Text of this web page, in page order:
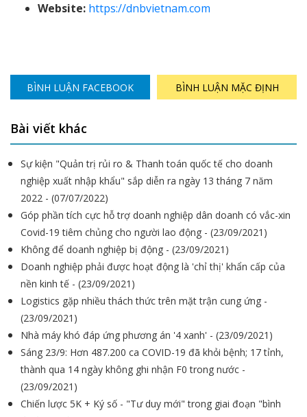
Website: https://dnbvietnam.com
BÌNH LUẬN FACEBOOK BÌNH LUẬN MẶC ĐỊNH
Bài viết khác
Sự kiện "Quản trị rủi ro & Thanh toán quốc tế cho doanh
nghiệp xuất nhập khẩu" sắp diễn ra ngày 13 tháng 7 năm
2022 - (07/07/2022)
Góp phần tích cực hỗ trợ doanh nghiệp dân doanh có vắc-xin
Covid-19 tiêm chủng cho người lao động - (23/09/2021)
Không để doanh nghiệp bị động - (23/09/2021)
Doanh nghiệp phải được hoạt động là 'chỉ thị' khẩn cấp của
nền kinh tế - (23/09/2021)
Logistics gặp nhiều thách thức trên mặt trận cung ứng -
(23/09/2021)
Nhà máy khó đáp ứng phương án '4 xanh' - (23/09/2021)
Sáng 23/9: Hơn 487.200 ca COVID-19 đã khỏi bệnh; 17 tỉnh,
thành qua 14 ngày không ghi nhận F0 trong nước -
(23/09/2021)
Chiến lược 5K + Ký số - "Tư duy mới" trong giai đoạn "bình